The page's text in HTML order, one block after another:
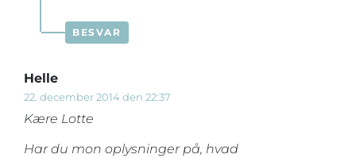
BESVAR
Helle
22. december 2014 den 22:37
Kære Lotte
Har du mon oplysninger på, hvad